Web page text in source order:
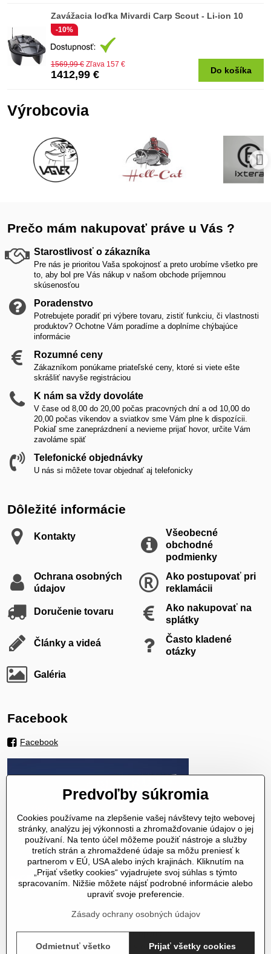
Zavážacia loďka Mivardi Carp Scout - Li-ion 10
-10%
1412,99 €
1569,99 € Zľava 157 €
Do košíka
Výrobcovia
Prečo mám nakupovať práve u Vás ?
Starostlivosť o zákazníka
Pre nás je prioritou Vaša spokojnosť a preto urobíme všetko pre
to, aby bol pre Vás nákup v našom obchode príjemnou
skúsenosťou
Poradenstvo
Potrebujete poradiť pri výbere tovaru, zistiť funkciu, či vlastnosti
produktov? Ochotne Vám poradíme a doplníme chýbajúce
informácie
Rozumné ceny
Zákazníkom ponúkame priateľské ceny, ktoré si viete ešte
skrášliť navyše registráciou
K nám sa vždy dovoláte
V čase od 8,00 do 20,00 počas pracovných dní a od 10,00 do
20,00 počas vikendov a sviatkov sme Vám plne k dispozícii.
Pokiaľ sme zaneprázdnení a nevieme prijať hovor, určite Vám
zavoláme späť
Telefonické objednávky
U nás si môžete tovar objednať aj telefonicky
Dôležité informácie
Kontakty
Všeobecné
obchodné
podmienky
Ochrana osobných
údajov
Ako postupovať pri
reklamácii
Doručenie tovaru
Ako nakupovať na
splátky
Články a videá
Často kladené
otázky
Galéria
Facebook
Facebook
©2026Copyright
Predvoľby súkromiaZásady ochrany osobných údajov
Predvoľby súkromia
Cookies používame na zlepšenie vašej návštevy tejto webovej
stránky, analýzu jej výkonnosti a zhromažďovanie údajov o jej
používaní. Na tento účel môžeme použiť nástroje a služby
tretích strán a zhromaždené údaje sa môžu preniesť k
partnerom v EÚ, USA alebo iných krajinách. Kliknutím na
„Prijať všetky cookies“ vyjadrujete svoj súhlas s týmto
spracovaním. Nižšie môžete nájsť podrobné informácie alebo
upraviť svoje preferencie.
Zásady ochrany osobných údajov
Prijať všetky cookies
Odmietnuť všetko